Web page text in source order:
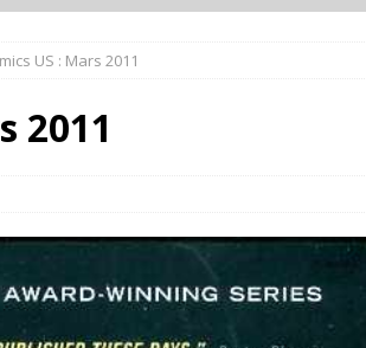
US : Mars 2011
2011